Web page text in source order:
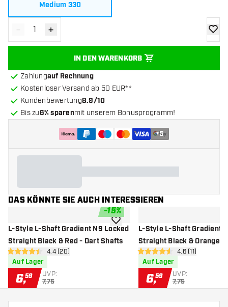
Medium 330
Menge verringern
- Menge erhöhen
+
IN DEN WARENKORB
Zur
Zahlungauf Rechnung
Kostenloser Versand ab 50 EUR**
Kundenbewertung8.9/10
Bis zu6% sparenmit unserem Bonusprogramm!
+5
DAS KÖNNTE SIE AUCH INTERESSIEREN
-15%
L-Style L-Shaft Gradient N9 Locked
Straight Black & Red - Dart Shafts
Bewertungsbereich öffnen
4.4 Bewertungssterne
4.4 (20)
Auf Lager
6,59 UVP:
7,75
Zur Wunschliste hinzufügen
L-Style L-Shaft Gradient
Straight Black & Orange -
Shafts
4.6 Bewertungssterne
4.6 (11)
Auf Lager
6,59 UVP:
7,75